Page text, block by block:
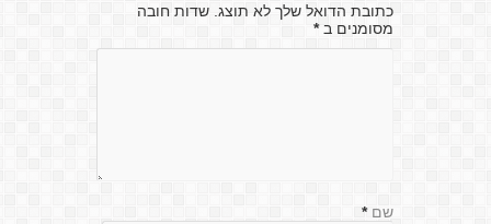
כתובת הדואל שלך לא תוצג. שדות חובה
מסומנים ב*
שם *